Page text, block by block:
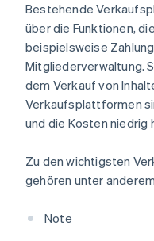
Bestehende
über die Funktionen,
beispielsweise
Mitgliederverwaltung.
dem Verkauf von
Verkaufsplattformen
und die Kosten niedrig
Zu den wichtigsten
gehören unter
Note